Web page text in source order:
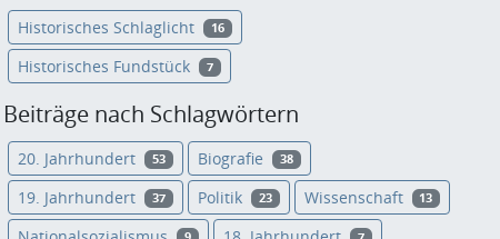
Historisches Schlaglicht 16
Historisches Fundstück 7
Beiträge nach Schlagwörtern
20. Jahrhundert 53 Biografie 38
19. Jahrhundert 37 Politik 23 Wissenschaft 13